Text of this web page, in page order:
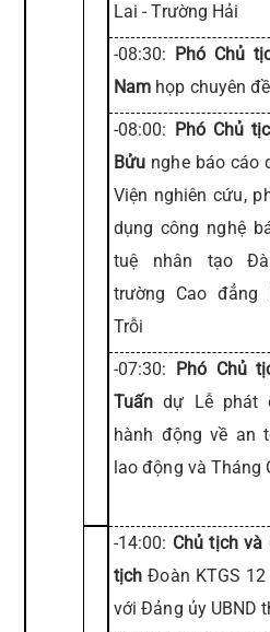
Lai - Trường Hải
-08:30: Phó Chủ
Nam họp chuyên
-08:00: Phó Chủ
Bửu nghe báo cáo
Viện nghiên cứu,
dụng công nghệ
tuệ nhân tạo
trường Cao đẳng
Trỗi
-07:30: Phó Chủ
Tuấn dự Lễ phát
hành động về an
lao động và Tháng
-14:00: Chủ tịch và
tịch Đoàn KTGS
với Đảng ủy UBND